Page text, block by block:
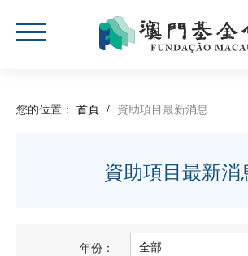
您的位置： 首頁 / 資助項目最新消息
資助項目最新消
年份：